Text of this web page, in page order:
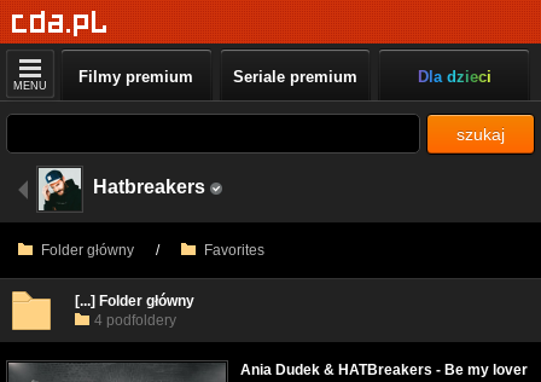
MENU Filmy premium Seriale premium Dla dzieci
szukaj
Hatbreakers
Folder główny / Favorites
[...] Folder główny
4 podfoldery
Ania Dudek & HATBreakers - Be my lover